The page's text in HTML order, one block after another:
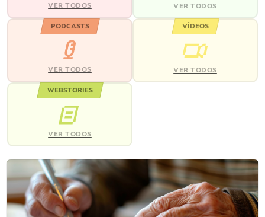
VER TODOS VER TODOS
PODCASTS
VER TODOS
VÍDEOS
VER TODOS
WEBSTORIES
VER TODOS